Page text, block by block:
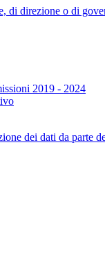
di direzione o di
2019 - 2024
dei dati da